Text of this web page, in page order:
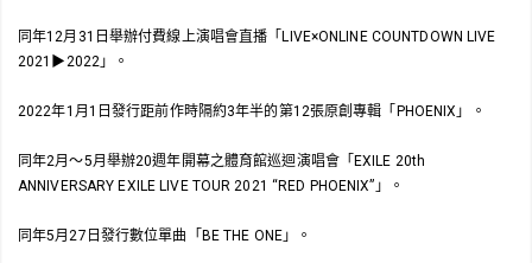
同年12月31日舉辦付費線上演唱會直播「LIVE×ONLINE COUNTDOWN LIVE
2021▶2022」。
2022年1月1日發行距前作時隔約3年半的第12張原創專輯「PHOENIX」。
同年2月～5月舉辦20週年開幕之體育館巡迴演唱會「EXILE 20th
ANNIVERSARY EXILE LIVE TOUR 2021 “RED PHOENIX”」。
同年5月27日發行數位單曲「BE THE ONE」。